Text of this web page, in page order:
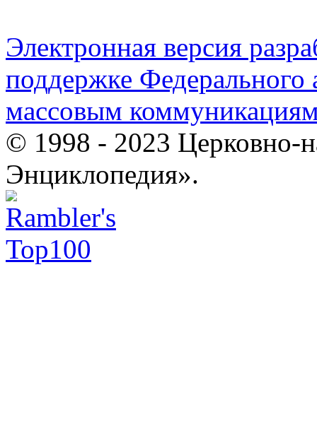
Электронная версия
поддержке Федерального
массовым
© 1998 - 2023 Церковно-
Энциклопедия».